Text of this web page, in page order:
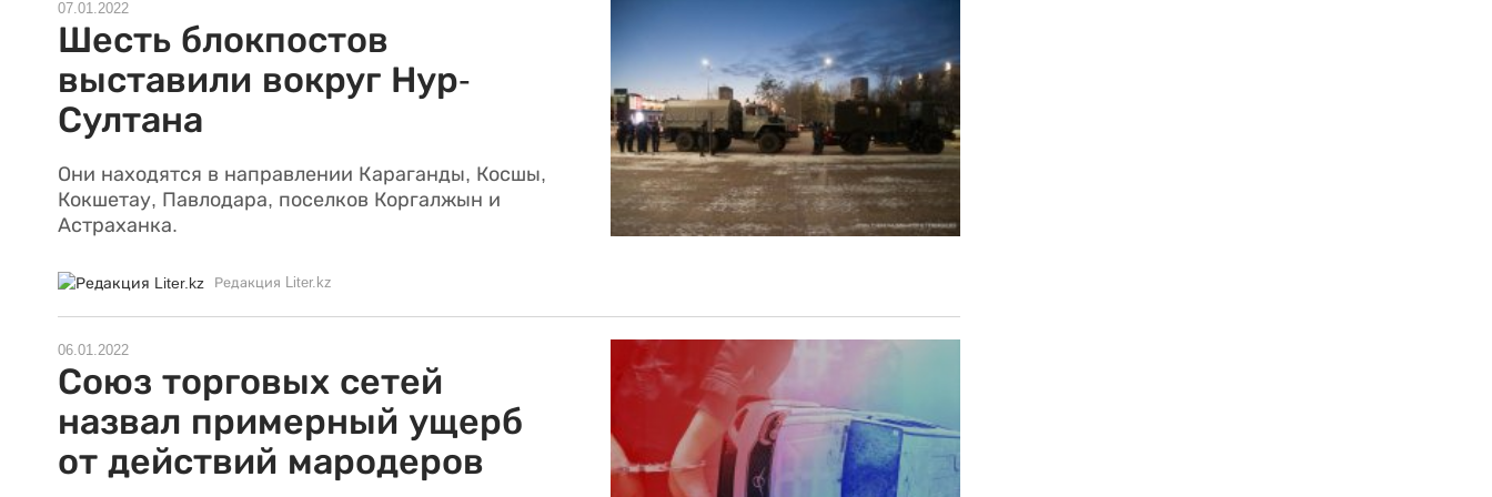
07.01.2022
Шесть блокпостов
выставили вокруг Нур-
Султана
Они находятся в направлении Караганды, Косшы,
Кокшетау, Павлодара, поселков Коргалжын и
Астраханка.
Редакция Liter.kz
06.01.2022
Союз торговых сетей
назвал примерный ущерб
от действий мародеров